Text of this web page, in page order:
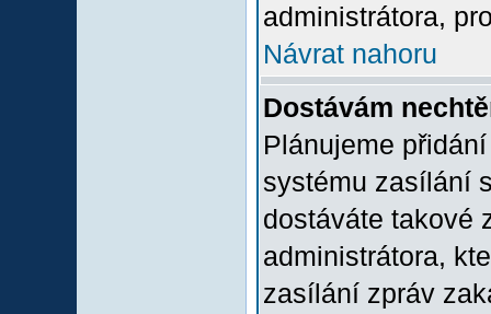
administrátora,
Návrat nahoru
Dostávám
Plánujeme
systému zasílání
dostáváte takové
administrátora,
zasílání zpráv